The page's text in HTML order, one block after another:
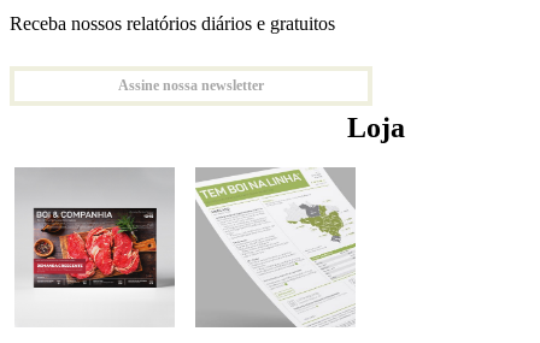
Receba nossos relatórios diários e gratuitos
Assine nossa newsletter
Loja